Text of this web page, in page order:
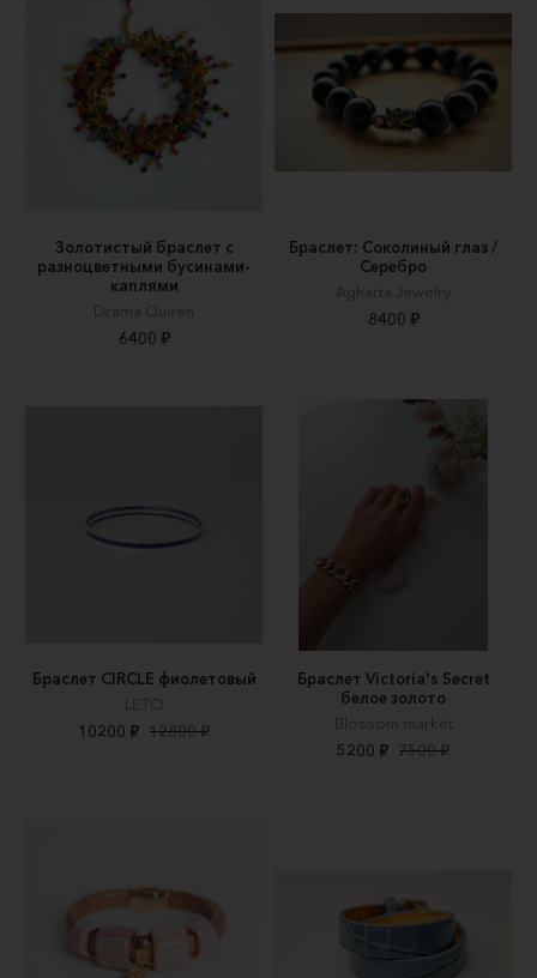
Золотистый браслет с
разноцветными бусинами-
каплями
Drama Queen
6400 ₽
Браслет: Соколиный глаз /
Серебро
Agharta Jewelry
8400 ₽
Браслет CIRCLE фиолетовый
LETO
10200 ₽ 12800 ₽
Браслет Victoria's Secret
белое золото
Blossom market
5200 ₽ 7500 ₽